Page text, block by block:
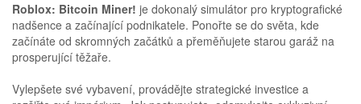
Roblox: Bitcoin Miner! je dokonalý simulátor pro kryptografické
nadšence a začínající podnikatele. Ponořte se do světa, kde
začínáte od skromných začátků a přeměňujete starou garáž na
prosperující těžaře.
Vylepšete své vybavení, provádějte strategické investice a